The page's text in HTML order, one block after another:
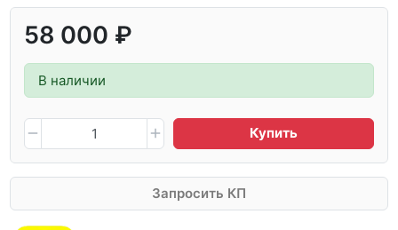
58 000 ₽
В наличии
Купить
Запросить КП